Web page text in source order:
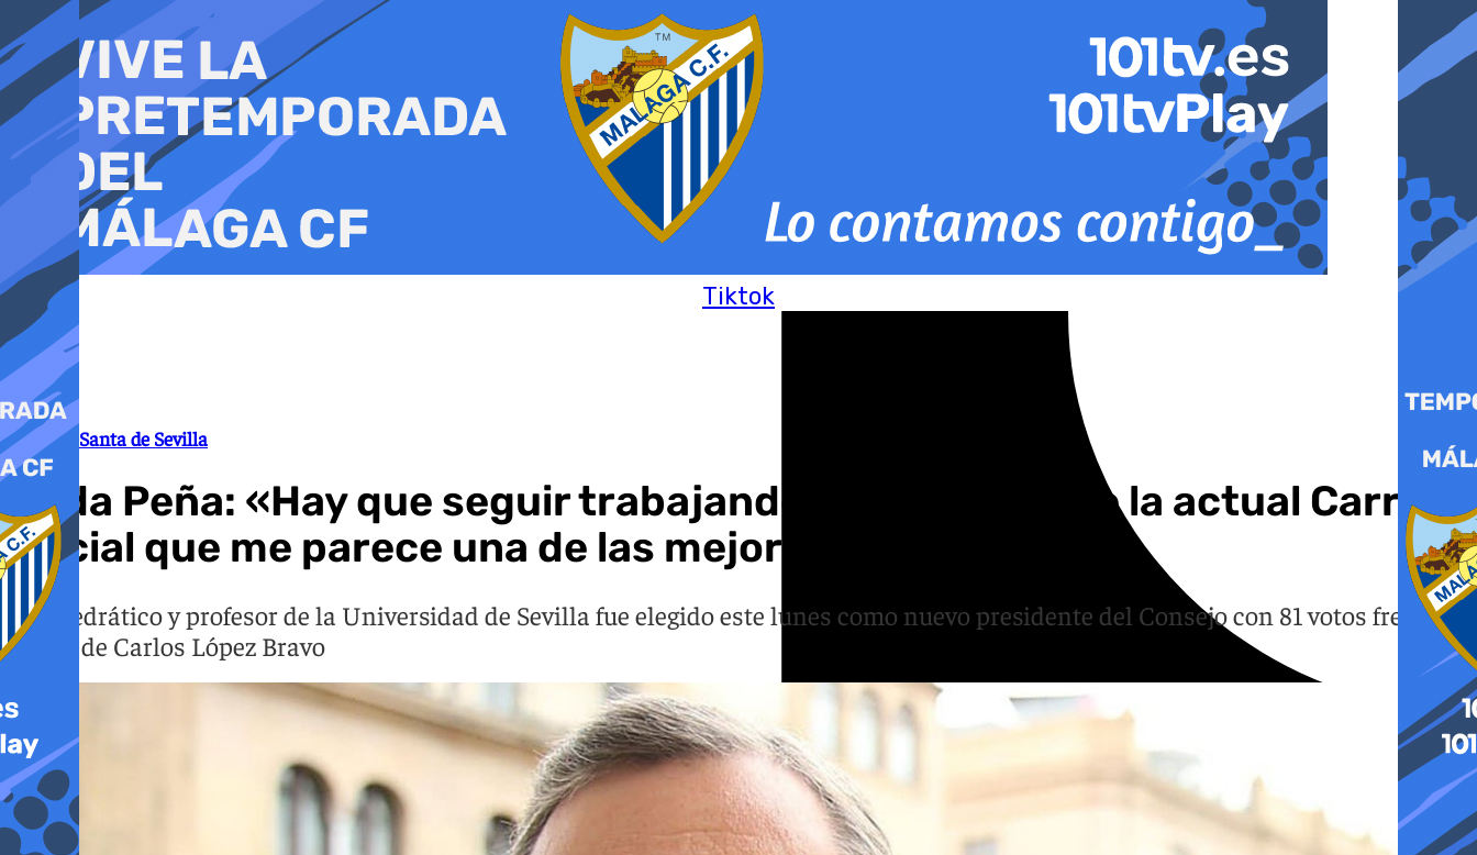
al
contenido
Tiktok
Semana Santa de Sevilla
Roda Peña: «Hay que seguir trabajando en la mejora de la actual Carrera
Oficial que me parece una de las mejores»
El catedrático y profesor de la Universidad de Sevilla fue elegido este lunes como nuevo presidente del Consejo con 81 votos frente a
los 40 de Carlos López Bravo